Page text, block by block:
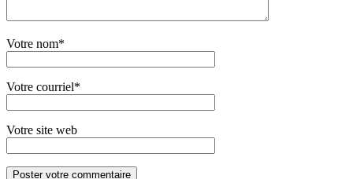
Votre nom*
Votre courriel*
Votre site web